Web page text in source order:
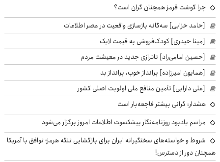
چرا گوشت قرمز همچنان گران است؟
[حامد خزایی] سه‌گانه بازسازی واقعیت در عصر اطلاعات
[مینا حیدری] کودک‌فروشی به قیمت لایک
[حسین امامی‌راد] ناترازی جدید در معیشت مردم
[همایون امیرزاده] برانداز خوب، برانداز بد
[علی دارابی] تأمین منافع ملی اولویت اصلی کشور
هشدار: گرانی بیشتر فاجعه‌بار است
مراسم یادبود روزنامه‌نگار پیشکسوت اطلاعات امروز برگزار می‌شود
شروط و خواسته‌های سختگیرانه ایران برای بازگشایی تنگه هرمز؛ توافق با آمریکا
همچنان دور از دسترس!